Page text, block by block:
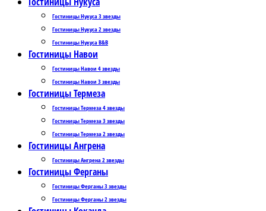
Гостиницы Нукуса 3 звезды
Гостиницы Нукуса 2 звезды
Гостиницы Нукуса B&B
Гостиницы Навои
Гостиницы Навои 4 звезды
Гостиницы Навои 3 звезды
Гостиницы Термеза
Гостиницы Термеза 4 звезды
Гостиницы Термеза 3 звезды
Гостиницы Термеза 2 звезды
Гостиницы Ангрена
Гостиницы Ангрена 2 звезды
Гостиницы Ферганы
Гостиницы Ферганы 3 звезды
Гостиницы Ферганы 2 звезды